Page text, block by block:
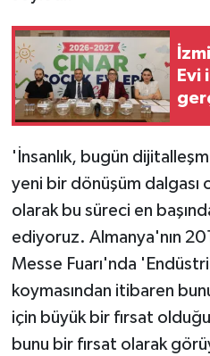
Evi
'İnsanlık, bugün
yeni bir dönüşüm dalgası
olarak bu süreci en
ediyoruz. Almanya'nın
Messe Fuarı'nda
koymasından itibaren
için büyük bir fırsat
bunu bir fırsat olarak